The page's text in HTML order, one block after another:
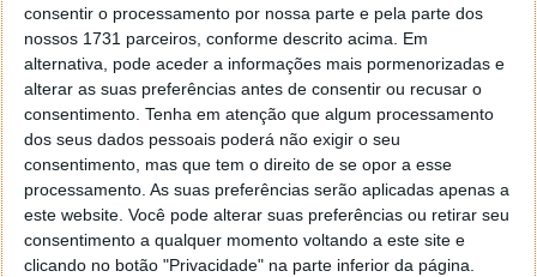
consentir o processamento por nossa parte e pela parte dos
nossos 1731 parceiros, conforme descrito acima. Em
alternativa, pode aceder a informações mais pormenorizadas e
alterar as suas preferências antes de consentir ou recusar o
consentimento. Tenha em atenção que algum processamento
dos seus dados pessoais poderá não exigir o seu
consentimento, mas que tem o direito de se opor a esse
processamento. As suas preferências serão aplicadas apenas a
este website. Você pode alterar suas preferências ou retirar seu
consentimento a qualquer momento voltando a este site e
clicando no botão "Privacidade" na parte inferior da página.